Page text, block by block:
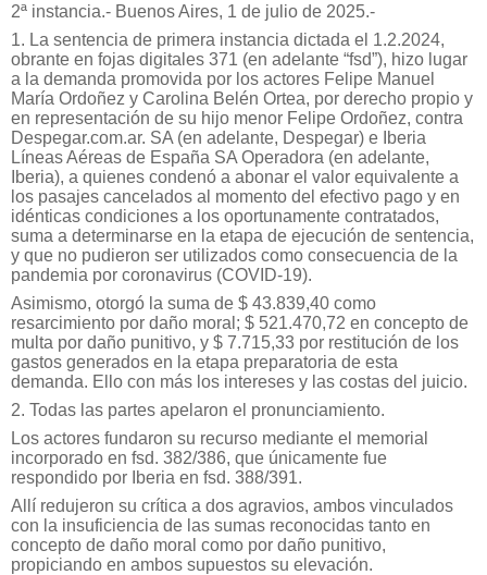
2ª instancia.- Buenos Aires, 1 de julio de 2025.-
1. La sentencia de primera instancia dictada el 1.2.2024,
obrante en fojas digitales 371 (en adelante “fsd”), hizo lugar
a la demanda promovida por los actores Felipe Manuel
María Ordoñez y Carolina Belén Ortea, por derecho propio y
en representación de su hijo menor Felipe Ordoñez, contra
Despegar.com.ar. SA (en adelante, Despegar) e Iberia
Líneas Aéreas de España SA Operadora (en adelante,
Iberia), a quienes condenó a abonar el valor equivalente a
los pasajes cancelados al momento del efectivo pago y en
idénticas condiciones a los oportunamente contratados,
suma a determinarse en la etapa de ejecución de sentencia,
y que no pudieron ser utilizados como consecuencia de la
pandemia por coronavirus (COVID-19).
Asimismo, otorgó la suma de $ 43.839,40 como
resarcimiento por daño moral; $ 521.470,72 en concepto de
multa por daño punitivo, y $ 7.715,33 por restitución de los
gastos generados en la etapa preparatoria de esta
demanda. Ello con más los intereses y las costas del juicio.
2. Todas las partes apelaron el pronunciamiento.
Los actores fundaron su recurso mediante el memorial
incorporado en fsd. 382/386, que únicamente fue
respondido por Iberia en fsd. 388/391.
Allí redujeron su crítica a dos agravios, ambos vinculados
con la insuficiencia de las sumas reconocidas tanto en
concepto de daño moral como por daño punitivo,
propiciando en ambos supuestos su elevación.